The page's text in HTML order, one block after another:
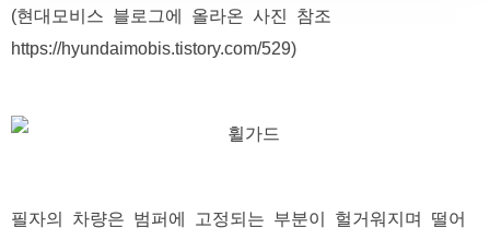
(현대모비스 블로그에 올라온 사진 참조
https://hyundaimobis.tistory.com/529)
필자의 차량은 범퍼에 고정되는 부분이 헐거워지며 떨어